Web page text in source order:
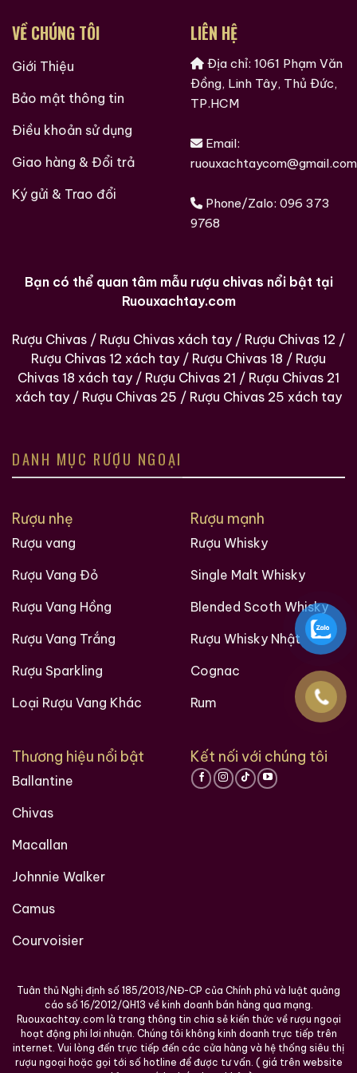
Trang web này rất hữu ích khi bạn không biết nhiều về
rượu ngoại, tại đây chúng tôi chia sẽ kinh nghiệm và
những gì học hỏi được trong hơn 10 năm trong lĩnh vực
này. Bạn sẽ tìm thấy lịch sử nguồn gốc các loại rượu
rượu, kinh nghiệm phân biệt rượu, cách chọn lưa được
cửa hàng rượu ngoại uy tín và còn nhiều điều thú vị
hơn nữa đang chờ bạn khám phá.
Ruouxachtay.com rất vinh dự được đồng hành cùng
các bạn trên hành trình khám phá thế giới hương vị
Ruouxachtay.com – Cham Vào Đam Mê
Các loại rượu sưu tầm quý hiềm trên thế giới tại
Ruouxachtay.com
VỀ CHÚNG TÔI
Giới Thiệu
Bảo mật thông tin
Điều khoản sử dụng
Giao hàng & Đổi trả
Ký gửi & Trao đổi
LIÊN HỆ
Địa chỉ: 1061 Phạm Văn
Đồng, Linh Tây, Thủ Đức,
TP.HCM
Email:
ruouxachtaycom@gmail.com
Phone/Zalo: 096 373
9768
Bạn có thể quan tâm mẫu rượu chivas nổi bật tại
Ruouxachtay.com
Rượu Chivas / Rượu Chivas xách tay / Rượu Chivas 12 /
Rượu Chivas 12 xách tay / Rượu Chivas 18 / Rượu
Chivas 18 xách tay / Rượu Chivas 21 / Rượu Chivas 21
xách tay / Rượu Chivas 25 / Rượu Chivas 25 xách tay
DANH MỤC RƯỢU NGOẠI
Rượu nhẹ
Rượu vang
Rượu Vang Đỏ
Rượu Vang Hồng
Rượu Vang Trắng
Rượu Sparkling
Loại Rượu Vang Khác
Rượu mạnh
Rượu Whisky
Single Malt Whisky
Blended Scoth Whisky
Rượu Whisky Nhật
Cognac
Rum
Thương hiệu nổi bật
Ballantine
Chivas
Macallan
Johnnie Walker
Camus
Courvoisier
Kết nối với chúng tôi
Tuân thủ Nghị định số 185/2013/NĐ-CP của Chính phủ và luật quảng
cáo số 16/2012/QH13 về kinh doanh bán hàng qua mạng.
Ruouxachtay.com là trang thông tin chia sẻ kiến thức về rượu ngoại
hoạt động phi lơi nhuận. Chúng tôi không kinh doanh trực tiếp trên
internet. Vui lòng đến trực tiếp đến các cửa hàng và hệ thống siêu thị
rượu ngoại hoặc gọi tới số hotline để được tư vấn. ( giá trên website